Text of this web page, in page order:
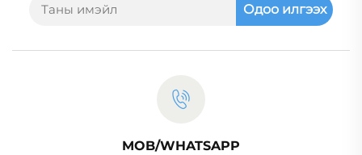
Одоо илгээх
MOB/WHATSAPP